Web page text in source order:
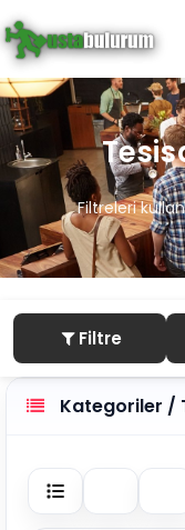
Filtreleri
Filtre
Kategoriler /